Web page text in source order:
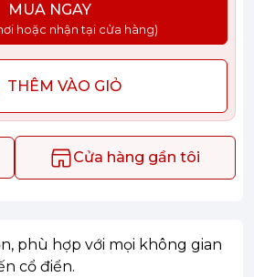
MUA NGAY
hoặc nhận tại cửa hàng)
THÊM VÀO GIỎ
Cửa hàng gần tôi
phù hợp với mọi không gian
cổ điển.